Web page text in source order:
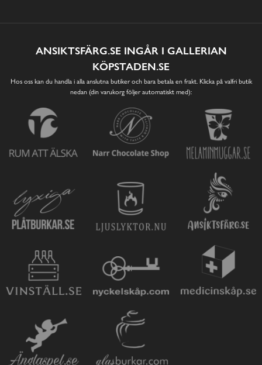
ANSIKTSFÄRG.SE INGÅR I GALLERIAN
KÖPSTADEN.SE
Hos oss kan du handla i alla anslutna butiker och bara betala en frakt. Klicka på valfri butik
nedan (din varukorg följer automatiskt med):